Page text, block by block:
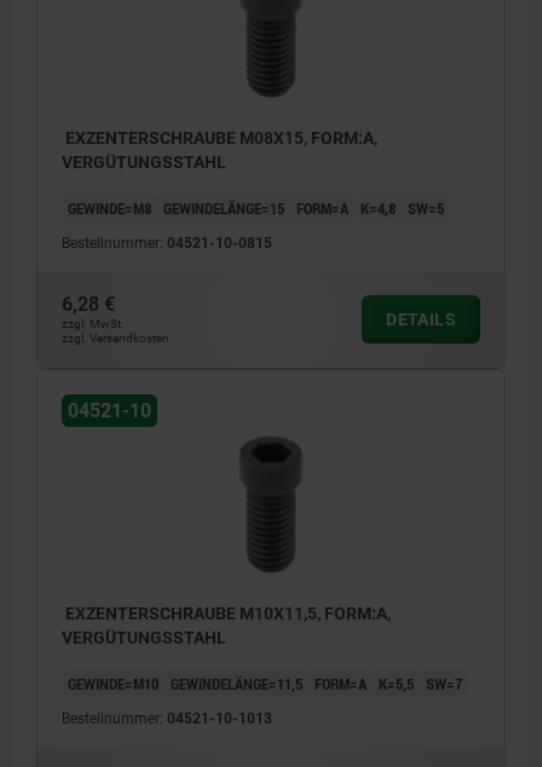
EXZENTERSCHRAUBE M08X15, FORM:A,
VERGÜTUNGSSTAHL
GEWINDE=M8 GEWINDELÄNGE=15 FORM=A K=4,8 SW=5
Bestellnummer: 04521-10-0815
6,28 €
zzgl. MwSt.
zzgl. Versandkosten
DETAILS
04521-10
EXZENTERSCHRAUBE M10X11,5, FORM:A,
VERGÜTUNGSSTAHL
GEWINDE=M10 GEWINDELÄNGE=11,5 FORM=A K=5,5 SW=7
Bestellnummer: 04521-10-1013